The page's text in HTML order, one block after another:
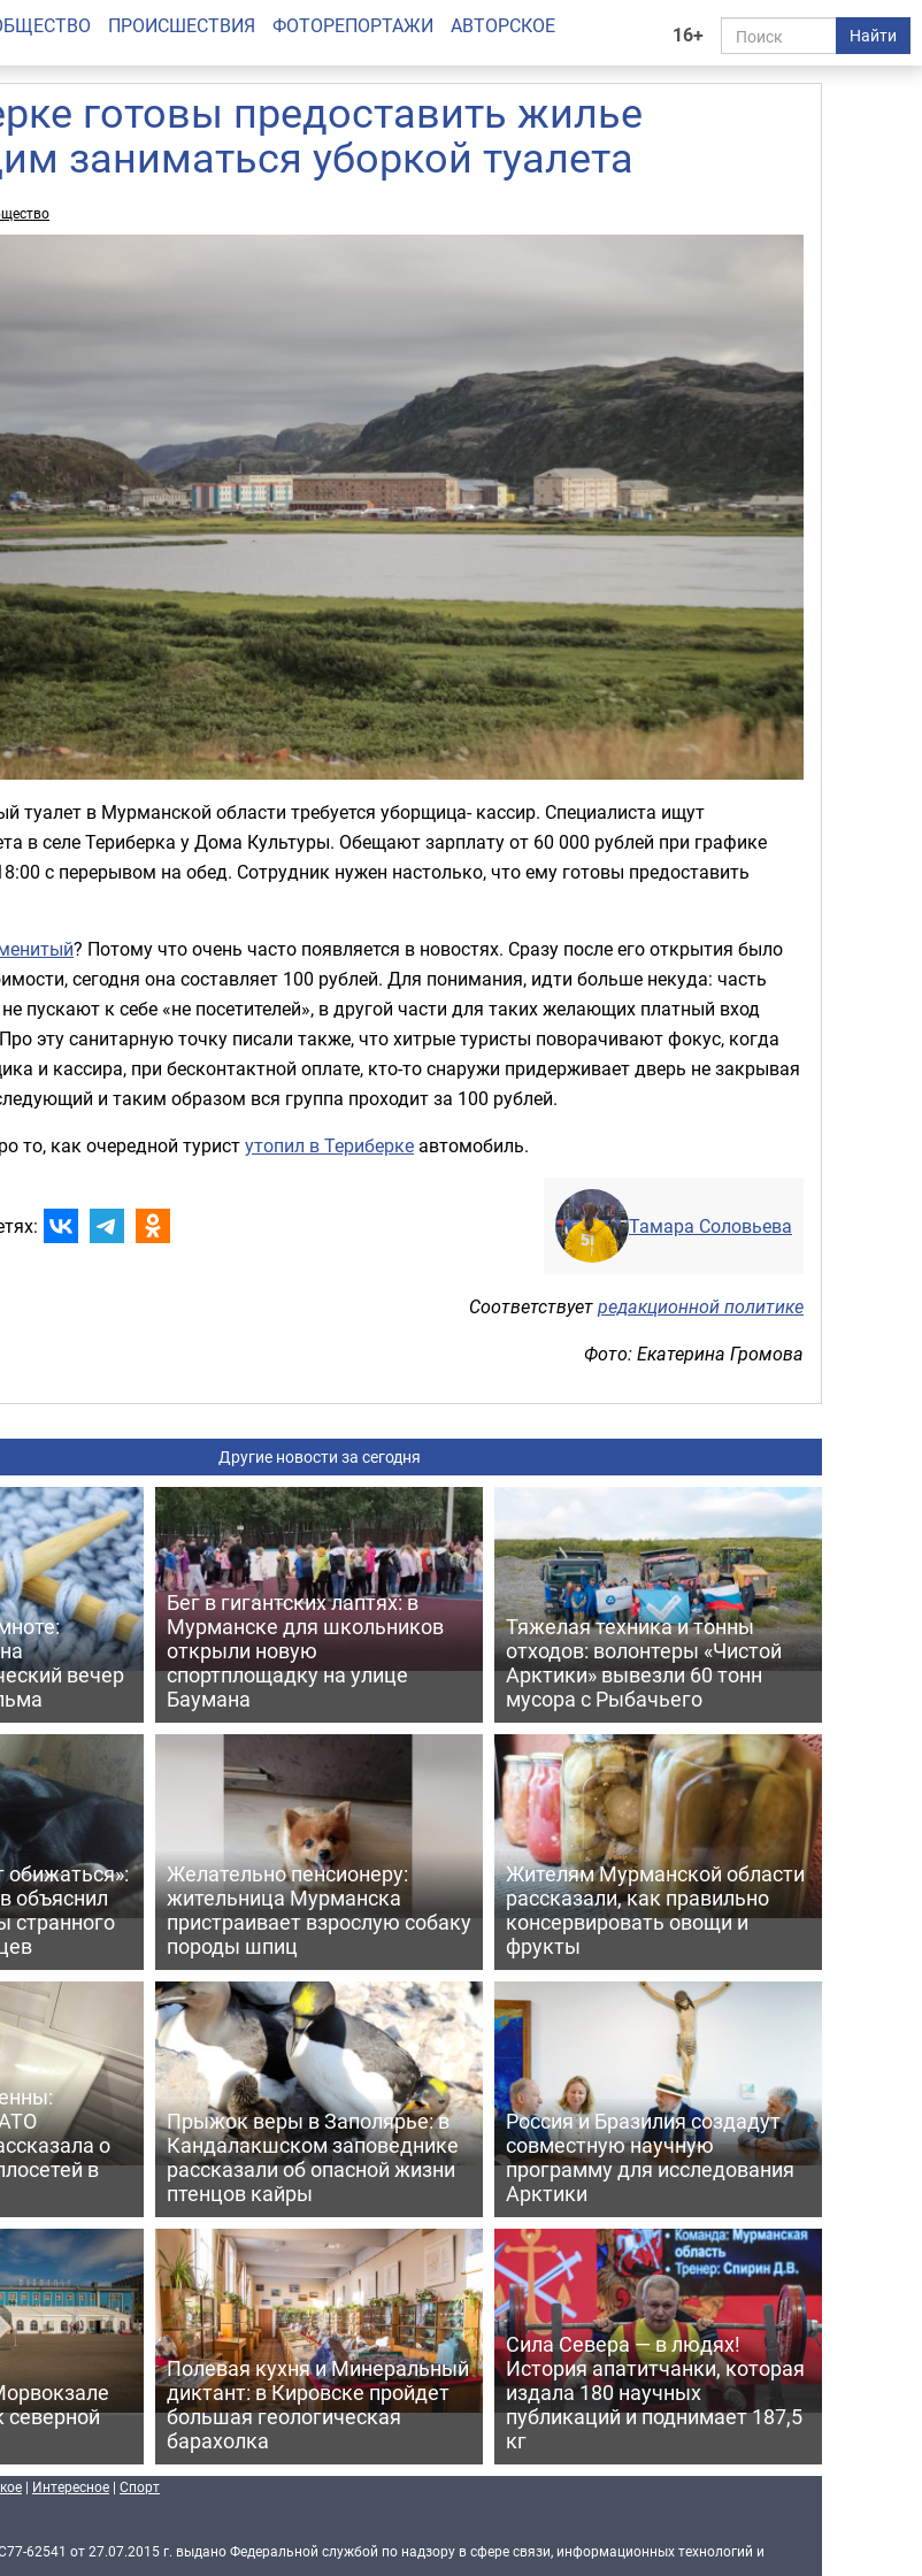
16+ Найти
ПРОИСШЕСТВИЯ ФОТОРЕПОРТАЖИ АВТОРСКОЕ
готовы предоставить жилье
заниматься уборкой туалета
туалет в Мурманской области требуется уборщица- кассир. Специалиста ищут
в селе Териберка у Дома Культуры. Обещают зарплату от 60 000 рублей при графике
с перерывом на обед. Сотрудник нужен настолько, что ему готовы предоставить
? Потому что очень часто появляется в новостях. Сразу после его открытия было
сегодня она составляет 100 рублей. Для понимания, идти больше некуда: часть
пускают к себе «не посетителей», в другой части для таких желающих платный вход
эту санитарную точку писали также, что хитрые туристы поворачивают фокус, когда
и кассира, при бесконтактной оплате, кто-то снаружи придерживает дверь не закрывая
и таким образом вся группа проходит за 100 рублей.
то, как очередной туристутопил в Териберке автомобиль.
Тамара Соловьева
Соответствуетредакционной политике
Фото: Екатерина Громова
Другие новости за сегодня
вечер
Бег в гигантских лаптях: в
Мурманске для школьников
открыли новую
спортплощадку на улице
Баумана
Тяжелая техника и тонны
отходов: волонтеры «Чистой
Арктики» вывезли 60 тонн
мусора с Рыбачьего
объяснил
странного
Желательно пенсионеру:
жительница Мурманска
пристраивает взрослую собаку
породы шпиц
Жителям Мурманской области
рассказали, как правильно
консервировать овощи и
фрукты
о
в
Прыжок веры в Заполярье: в
Кандалакшском заповеднике
рассказали об опасной жизни
птенцов кайры
Россия и Бразилия создадут
совместную научную
программу для исследования
Арктики
северной
Полевая кухня и Минеральный
диктант: в Кировске пройдет
большая геологическая
барахолка
Сила Севера — в людях!
История апатитчанки, которая
издала 180 научных
публикаций и поднимает 187,5
кг
| Интересное | Спорт
62541 от 27.07.2015 г. выдано Федеральной службой по надзору в сфере связи, информационных технологий и